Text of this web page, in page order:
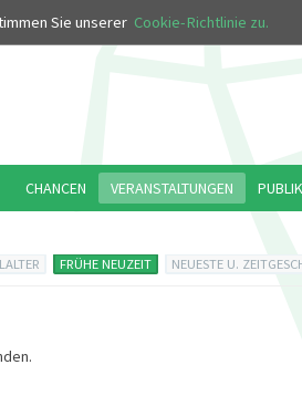
Sie unserer Cookie-Richtlinie zu.
FRÜHE NEUZEIT NEUESTE U.
CHANCEN VERANSTALTUNGEN